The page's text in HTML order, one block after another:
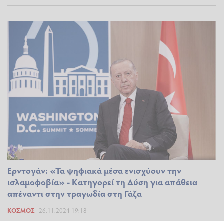
Ερντογάν: «Τα ψηφιακά μέσα ενισχύουν την
ισλαμοφοβία» - Κατηγορεί τη Δύση για απάθεια
απέναντι στην τραγωδία στη Γάζα
ΚΌΣΜΟΣ 26.11.2024 19:18